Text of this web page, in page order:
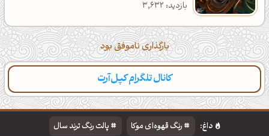
بازدید: 3,632
بارگذاری ناموفق بود
کانال تلگرام کپل‌آرت
داغ: رنگ قهوه‌ای موکا
پالت رنگ ترند سال